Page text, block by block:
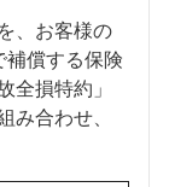
、お客様の
補償する保険
全損特約」
み合わせ、